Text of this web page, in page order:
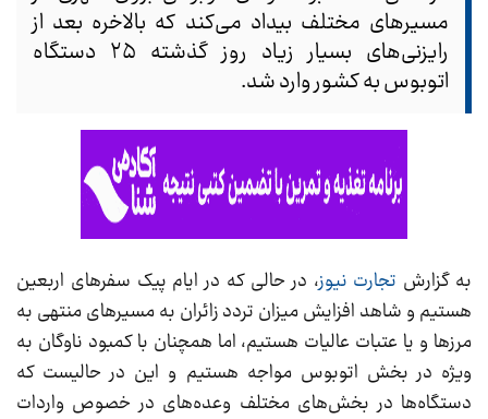
مسیر‌های مختلف بیداد می‌کند که بالاخره بعد از
رایزنی‌های بسیار زیاد روز گذشته ۲۵ دستگاه
اتوبوس به کشور وارد شد.
به گزارش تجارت نیوز، در حالی که در ایام پیک سفر‌های اربعین
هستیم و شاهد افزایش میزان تردد زائران به مسیر‌های منتهی به
مرز‌ها و یا عتبات عالیات هستیم، اما همچنان با کمبود ناوگان به
ویژه در بخش اتوبوس مواجه هستیم و این در حالیست که
دستگاه‌ها در بخش‌های مختلف وعده‌های در خصوص واردات